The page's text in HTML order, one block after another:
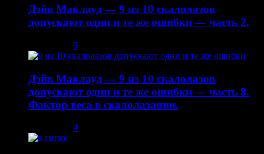
Дэйв Маклауд — 9 из 10 скалолазов
допускают одни и те же ошибки — часть 2.
9
Дэйв Маклауд — 9 из 10 скалолазов
допускают одни и те же ошибки — часть 8.
Фактор веса в скалолазании.
4